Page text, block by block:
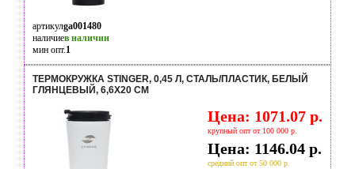
артикулga001480
наличиев наличии
мин опт.1
ТЕРМОКРУЖКА STINGER, 0,45 Л, СТАЛЬ/ПЛАСТИК, БЕЛЫЙ
ГЛЯНЦЕВЫЙ, 6,6Х20 СМ
Цена: 1071.07 р.
крупный опт от 100 000 р.
Цена: 1146.04 р.
средний опт от 50 000 р.